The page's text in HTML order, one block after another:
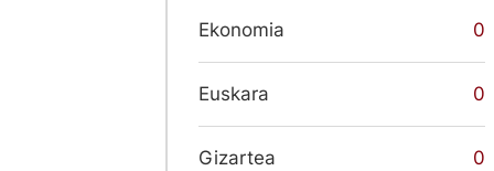
Ekonomia 0
Euskara 0
Gizartea 0